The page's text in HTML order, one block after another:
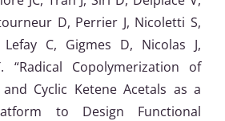
D, Perrier J, Nicoletti S,
C, Gigmes D, Nicolas J,
“Radical Copolymerization of
Cyclic Ketene Acetals as a
to Design Functional